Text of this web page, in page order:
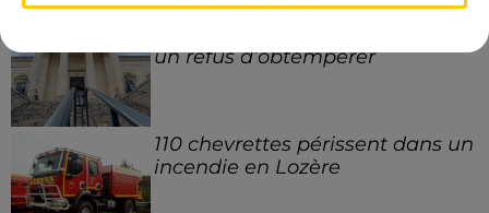
un refus d’obtempérer
110 chevrettes périssent dans un
incendie en Lozère